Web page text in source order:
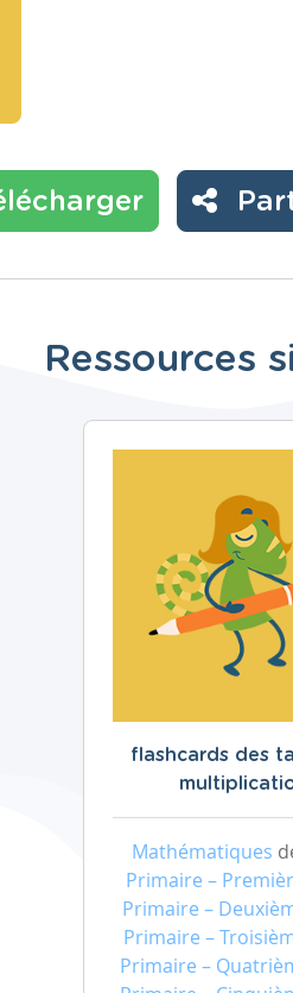
Ressources
flashcards des
Mathématiques
Primaire –
Primaire –
Primaire –
Primaire –